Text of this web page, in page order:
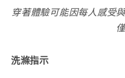
穿著體驗可能因每人感受
洗滌指示